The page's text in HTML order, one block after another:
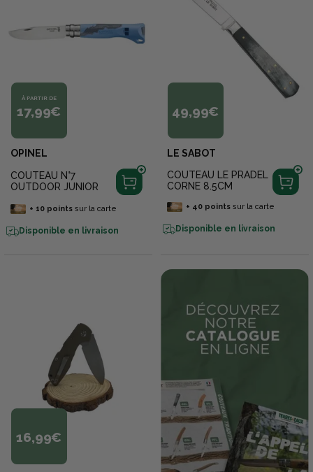
À PARTIR DE
17,99€
OPINEL
COUTEAU N°7
OUTDOOR JUNIOR
+ 10pointssur la carte
Disponible en livraison
49,99€
LE SABOT
COUTEAU LE PRADEL
CORNE 8.5CM
+ 40pointssur la carte
Disponible en livraison
16,99€